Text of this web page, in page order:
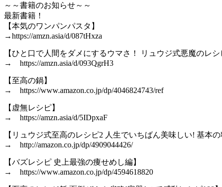
～～書籍のお知らせ～～
最新書籍！
【本気のワンパンパスタ】
→https://amzn.asia/d/087tHxza
【ひと口で人間をダメにするウマさ！ リュウジ式悪魔のレ
→ https://amzn.asia/d/093QgrH3
【至高の鍋】
→ https://www.amazon.co.jp/dp/4046824743/ref
【虚無レシピ】
→ https://amzn.asia/d/5IDpxaF
【リュウジ式至高のレシピ2 人生でいちばん美味しい! 基本
→ http://amazon.co.jp/dp/4909044426/
【バズレシピ 史上最強の痩せめし編】
→ https://www.amazon.co.jp/dp/4594618820